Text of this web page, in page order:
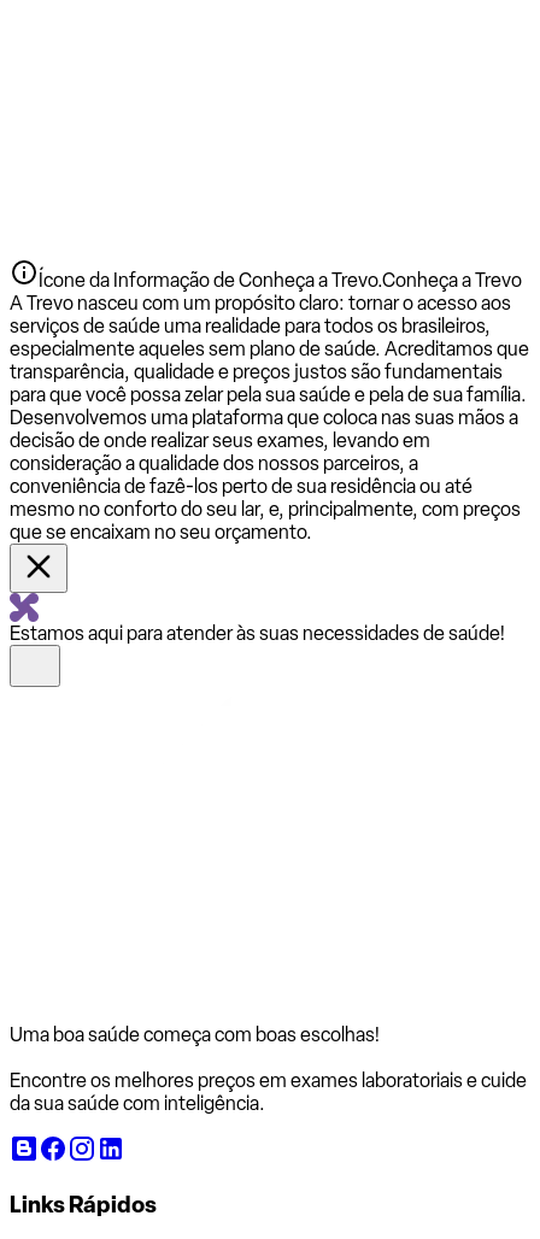
Ícone da Informação de Conheça a Trevo.Conheça a Trevo
A Trevo nasceu com um propósito claro: tornar o acesso aos
serviços de saúde uma realidade para todos os brasileiros,
especialmente aqueles sem plano de saúde. Acreditamos que
transparência, qualidade e preços justos são fundamentais
para que você possa zelar pela sua saúde e pela de sua família.
Desenvolvemos uma plataforma que coloca nas suas mãos a
decisão de onde realizar seus exames, levando em
consideração a qualidade dos nossos parceiros, a
conveniência de fazê-los perto de sua residência ou até
mesmo no conforto do seu lar, e, principalmente, com preços
que se encaixam no seu orçamento.
Estamos aqui para atender às suas necessidades de saúde!
Uma boa saúde começa com boas escolhas!
Encontre os melhores preços em exames laboratoriais e cuide
da sua saúde com inteligência.
Links Rápidos